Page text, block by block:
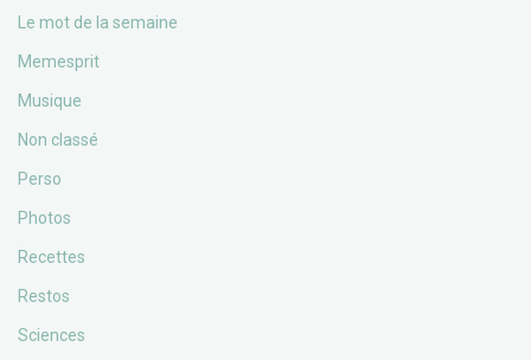
Le mot de la semaine
Memesprit
Musique
Non classé
Perso
Photos
Recettes
Restos
Sciences